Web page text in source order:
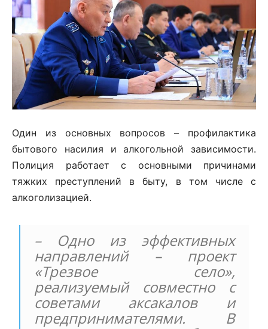
Один из основных вопросов – профилактика
бытового насилия и алкогольной зависимости.
Полиция работает с основными причинами
тяжких преступлений в быту, в том числе с
алкоголизацией.
– Одно из эффективных
направлений – проект
«Трезвое село»,
реализуемый совместно с
советами аксакалов и
предпринимателями. В